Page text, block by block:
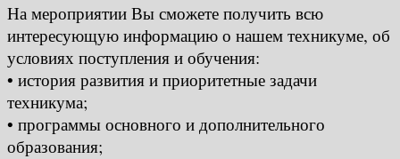
На мероприятии Вы сможете получить всю
интересующую информацию о нашем техникуме, об
условиях поступления и обучения:
• история развития и приоритетные задачи
техникума;
• программы основного и дополнительного
образования;